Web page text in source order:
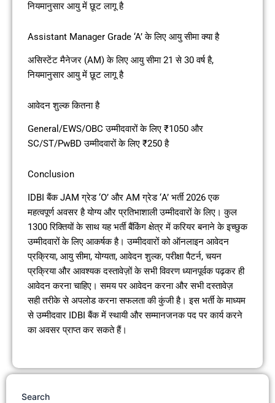
नियमानुसार आयु में छूट लागू है
Assistant Manager Grade ‘A’ के लिए आयु सीमा क्या है
असिस्टेंट मैनेजर (AM) के लिए आयु सीमा 21 से 30 वर्ष है,
नियमानुसार आयु में छूट लागू है
आवेदन शुल्क कितना है
General/EWS/OBC उम्मीदवारों के लिए ₹1050 और
SC/ST/PwBD उम्मीदवारों के लिए ₹250 है
Conclusion
IDBI बैंक JAM ग्रेड ‘O’ और AM ग्रेड ‘A’ भर्ती 2026 एक
महत्वपूर्ण अवसर है योग्य और प्रतिभाशाली उम्मीदवारों के लिए। कुल
1300 रिक्तियों के साथ यह भर्ती बैंकिंग क्षेत्र में करियर बनाने के इच्छुक
उम्मीदवारों के लिए आकर्षक है। उम्मीदवारों को ऑनलाइन आवेदन
प्रक्रिया, आयु सीमा, योग्यता, आवेदन शुल्क, परीक्षा पैटर्न, चयन
प्रक्रिया और आवश्यक दस्तावेज़ों के सभी विवरण ध्यानपूर्वक पढ़कर ही
आवेदन करना चाहिए। समय पर आवेदन करना और सभी दस्तावेज़
सही तरीके से अपलोड करना सफलता की कुंजी है। इस भर्ती के माध्यम
से उम्मीदवार IDBI बैंक में स्थायी और सम्मानजनक पद पर कार्य करने
का अवसर प्राप्त कर सकते हैं।
Search